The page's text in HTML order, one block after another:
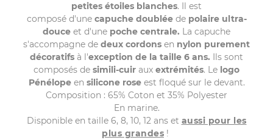
petites étoiles blanches. Il est
composé d'unecapuche doubléede polaire ultra-
douce et d'une poche centrale. La capuche
s'accompagne de deux cordons en nylon purement
décoratifs à l'exception de la taille 6 ans. Ils sont
composés de simili-cuir aux extrémités. Le logo
Pénélopeen silicone roseest floqué sur le devant.
Composition : 65% Coton et 35% Polyester
En marine.
Disponible en taille 6, 8, 10, 12 ans et aussi pour les
plus grandes !